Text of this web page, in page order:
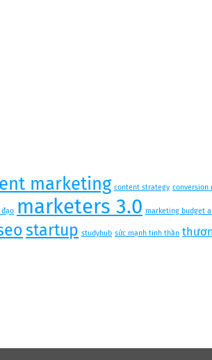
marketing content strategy conversion
đạo marketers 3.0 marketing budget
startup studyhub sức mạnh tinh thần